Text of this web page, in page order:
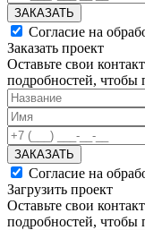
ЗАКАЗАТЬ
Согласие на
Заказать проект
Оставьте свои
подробностей, чтобы
ЗАКАЗАТЬ
Согласие на
Загрузить проект
Оставьте свои
подробностей, чтобы